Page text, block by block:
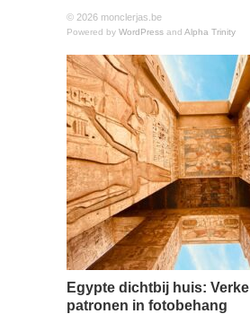
© 2026 monclerjas.be
Powered by WordPress and Alpha Trinity
Egypte dichtbij huis:
patronen in fotobehang